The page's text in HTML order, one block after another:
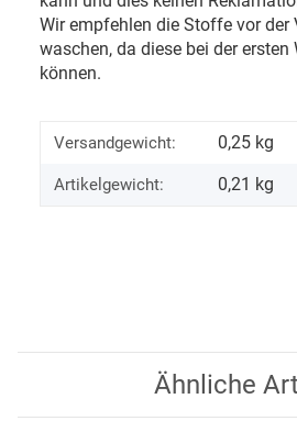
Wir empfehlen die Stoffe vor der
waschen, da diese bei der ersten
können.
Versandgewicht: 0,25 kg
Artikelgewicht: 0,21 kg
Ähnliche